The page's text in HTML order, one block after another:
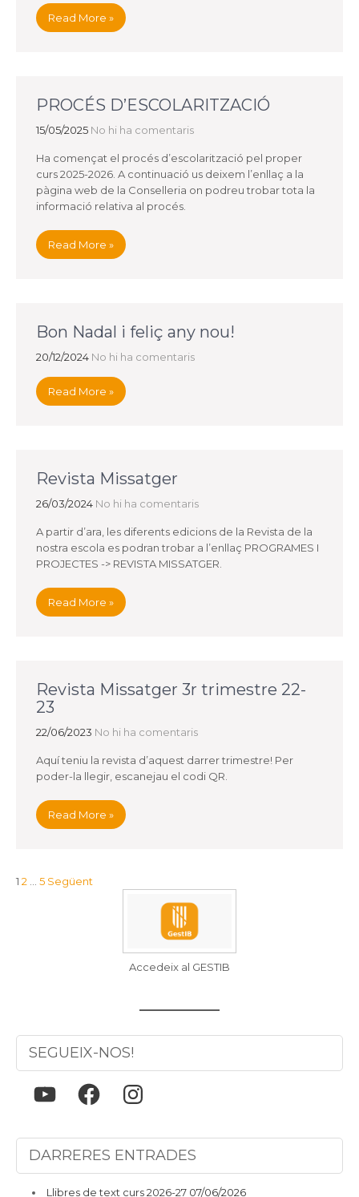
Read More »
PROCÉS D’ESCOLARITZACIÓ
15/05/2025 No hi ha comentaris
Ha començat el procés d’escolarització pel proper
curs 2025-2026. A continuació us deixem l’enllaç a la
pàgina web de la Conselleria on podreu trobar tota la
informació relativa al procés.
Read More »
Bon Nadal i feliç any nou!
20/12/2024 No hi ha comentaris
Read More »
Revista Missatger
26/03/2024 No hi ha comentaris
A partir d’ara, les diferents edicions de la Revista de la
nostra escola es podran trobar a l’enllaç PROGRAMES I
PROJECTES -> REVISTA MISSATGER.
Read More »
Revista Missatger 3r trimestre 22-
23
22/06/2023 No hi ha comentaris
Aquí teniu la revista d’aquest darrer trimestre! Per
poder-la llegir, escanejau el codi QR.
Read More »
Navegació
1 2 5 Següent
Accedeix al GESTIB
SEGUEIX-NOS!
YouTube FacebookInstagram
DARRERES ENTRADES
Llibres de text curs 2026-27 07/06/2026